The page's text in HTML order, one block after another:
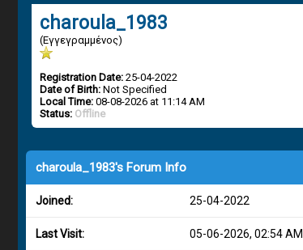
charoula_1983
(Εγγεγραμμένος)
Registration Date: 25-04-2022
Date of Birth: Not Specified
Local Time: 08-08-2026 at 11:14 AM
Status: Offline
charoula_1983's Forum Info
Joined: 25-04-2022
Last Visit: 05-06-2026, 02:54 AM